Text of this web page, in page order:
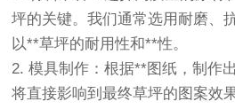
坪的关键。我们通常选用耐磨、
以**草坪的耐用性和**性。
2. 模具制作：根据**图纸，制作
将直接影响到最终草坪的图案效果